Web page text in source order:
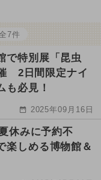
7件
で特別展「昆虫
2日間限定ナイ
も必見！
2025年09月16日
休みに予約不
楽しめる博物館＆